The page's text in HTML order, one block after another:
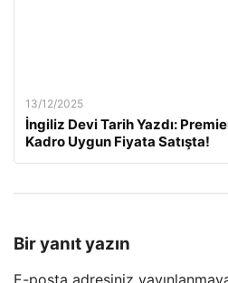
13/12/2025
İngiliz Devi Tarih Yazdı:
Kadro Uygun Fiyata Satışta!
Bir yanıt yazın